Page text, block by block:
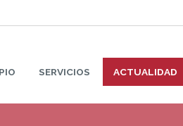
SERVICIOS ACTUALIDAD